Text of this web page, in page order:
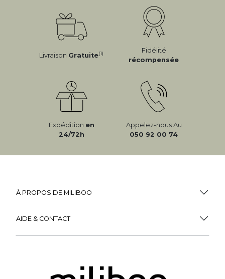
Livraison Gratuite(1)
Fidélité
récompensée
Expédition en
24/72h
Appelez-nous Au
050 92 00 74
À PROPOS DE MILIBOO
AIDE & CONTACT